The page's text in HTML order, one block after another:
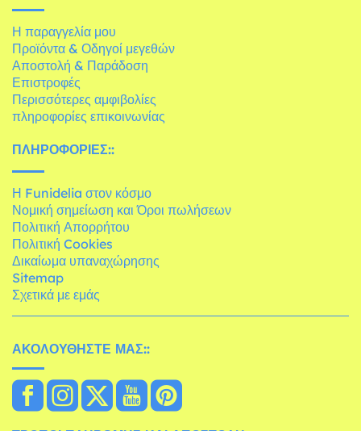
Η παραγγελία μου
Προϊόντα & Οδηγοί μεγεθών
Αποστολή & Παράδοση
Επιστροφές
Περισσότερες αμφιβολίες
πληροφορίες επικοινωνίας
ΠΛΗΡΟΦΟΡΊΕΣ::
Η Funidelia στον κόσμο
Νομική σημείωση και Όροι πωλήσεων
Πολιτική Απορρήτου
Πολιτική Cookies
Δικαίωμα υπαναχώρησης
Sitemap
Σχετικά με εμάς
ΑΚΟΛΟΥΘΉΣΤΕ ΜΑΣ::